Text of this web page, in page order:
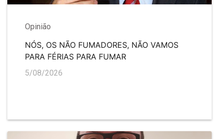
Opinião
NÓS, OS NÃO FUMADORES, NÃO VAMOS
PARA FÉRIAS PARA FUMAR
5/08/2026